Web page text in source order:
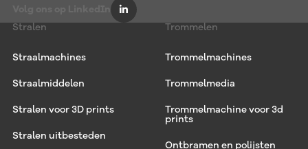
Stralen
Straalmachines
Straalmiddelen
Stralen voor 3D prints
Stralen uitbesteden
Trommelen
Trommelmachines
Trommelmedia
Trommelmachine voor 3d
prints
Ontbramen en polijsten